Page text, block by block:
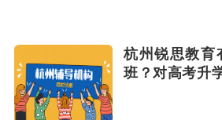
杭州锐思教育
班？对高考升